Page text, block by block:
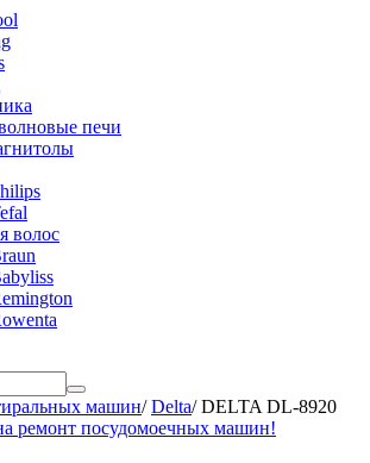
печи
волос
машин/Delta/DELTA DL-8920